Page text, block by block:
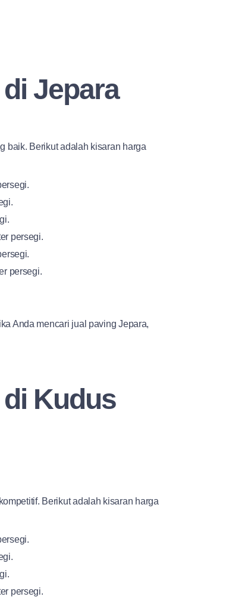
Jepara
baik. Berikut adalah kisaran harga
persegi.
persegi.
Anda mencari jual paving Jepara,
Kudus
Berikut adalah kisaran harga
persegi.